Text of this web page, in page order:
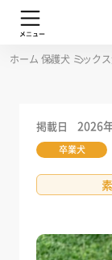
ホーム 保護犬 ミック
掲載日 2026
卒業犬